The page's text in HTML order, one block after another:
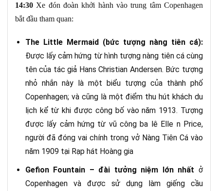
14:30 Xe đón đoàn khởi hành vào trung tâm Copenhagen
bắt đầu tham quan:
The Little Mermaid (bức tượng nàng tiên cá):
Được lấy cảm hứng từ hình tượng nàng tiên cá cùng
tên của tác giả Hans Christian Andersen. Bức tượng
nhỏ nhắn này là một biểu tượng của thành phố
Copenhagen; và cũng là một điểm thu hút khách du
lịch kể từ khi được công bố vào năm 1913. Tượng
được lấy cảm hứng từ vũ công ba lê Elle n Price,
người đã đóng vai chính trong vở Nàng Tiên Cá vào
năm 1909 tại Rạp hát Hoàng gia
Gefion Fountain – đài tưởng niệm lớn nhất ở
Copenhagen và được sử dụng làm giếng cầu